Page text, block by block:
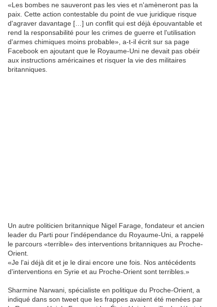
«Les bombes ne sauveront pas les vies et n'amèneront pas la
paix. Cette action contestable du point de vue juridique risque
d'agraver davantage […] un conflit qui est déjà épouvantable et
rend la responsabilité pour les crimes de guerre et l'utilisation
d'armes chimiques moins probable», a-t-il écrit sur sa page
Facebook en ajoutant que le Royaume-Uni ne devait pas obéir
aux instructions américaines et risquer la vie des militaires
britanniques.
Un autre politicien britannique Nigel Farage, fondateur et ancien
leader du Parti pour l'indépendance du Royaume-Uni, a rappelé
le parcours «terrible» des interventions britanniques au Proche-
Orient.
«Je l'ai déjà dit et je le dirai encore une fois. Nos antécédents
d'interventions en Syrie et au Proche-Orient sont terribles.»
​Sharmine Narwani, spécialiste en politique du Proche-Orient, a
indiqué dans son tweet que les frappes avaient été menées par